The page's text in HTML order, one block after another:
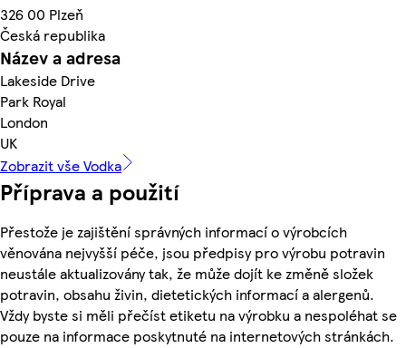
326 00 Plzeň
Česká republika
Název a adresa
Lakeside Drive
Park Royal
London
UK
Zobrazit vše Vodka
Příprava a použití
Přestože je zajištění správných informací o výrobcích
věnována nejvyšší péče, jsou předpisy pro výrobu potravin
neustále aktualizovány tak, že může dojít ke změně složek
potravin, obsahu živin, dietetických informací a alergenů.
Vždy byste si měli přečíst etiketu na výrobku a nespoléhat se
pouze na informace poskytnuté na internetových stránkách.